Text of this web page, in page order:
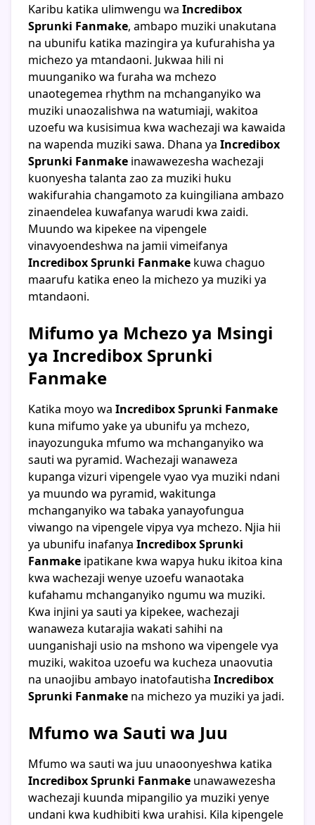
Karibu katika ulimwengu wa Incredibox
Sprunki Fanmake, ambapo muziki unakutana
na ubunifu katika mazingira ya kufurahisha ya
michezo ya mtandaoni. Jukwaa hili ni
muunganiko wa furaha wa mchezo
unaotegemea rhythm na mchanganyiko wa
muziki unaozalishwa na watumiaji, wakitoa
uzoefu wa kusisimua kwa wachezaji wa kawaida
na wapenda muziki sawa. Dhana ya Incredibox
Sprunki Fanmake inawawezesha wachezaji
kuonyesha talanta zao za muziki huku
wakifurahia changamoto za kuingiliana ambazo
zinaendelea kuwafanya warudi kwa zaidi.
Muundo wa kipekee na vipengele
vinavyoendeshwa na jamii vimeifanya
Incredibox Sprunki Fanmake kuwa chaguo
maarufu katika eneo la michezo ya muziki ya
mtandaoni.
Mifumo ya Mchezo ya Msingi
ya Incredibox Sprunki
Fanmake
Katika moyo wa Incredibox Sprunki Fanmake
kuna mifumo yake ya ubunifu ya mchezo,
inayozunguka mfumo wa mchanganyiko wa
sauti wa pyramid. Wachezaji wanaweza
kupanga vizuri vipengele vyao vya muziki ndani
ya muundo wa pyramid, wakitunga
mchanganyiko wa tabaka yanayofungua
viwango na vipengele vipya vya mchezo. Njia hii
ya ubunifu inafanya Incredibox Sprunki
Fanmake ipatikane kwa wapya huku ikitoa kina
kwa wachezaji wenye uzoefu wanaotaka
kufahamu mchanganyiko ngumu wa muziki.
Kwa injini ya sauti ya kipekee, wachezaji
wanaweza kutarajia wakati sahihi na
uunganishaji usio na mshono wa vipengele vya
muziki, wakitoa uzoefu wa kucheza unaovutia
na unaojibu ambayo inatofautisha Incredibox
Sprunki Fanmake na michezo ya muziki ya jadi.
Mfumo wa Sauti wa Juu
Mfumo wa sauti wa juu unaoonyeshwa katika
Incredibox Sprunki Fanmake unawawezesha
wachezaji kuunda mipangilio ya muziki yenye
undani kwa kudhibiti kwa urahisi. Kila kipengele